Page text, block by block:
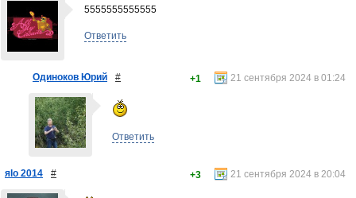
5555555555555
Ответить
Одиноков Юрий # 21 сентября 2024 в 01:24
+1
Ответить
яlo 2014 # 21 сентября 2024 в 20:04
+3